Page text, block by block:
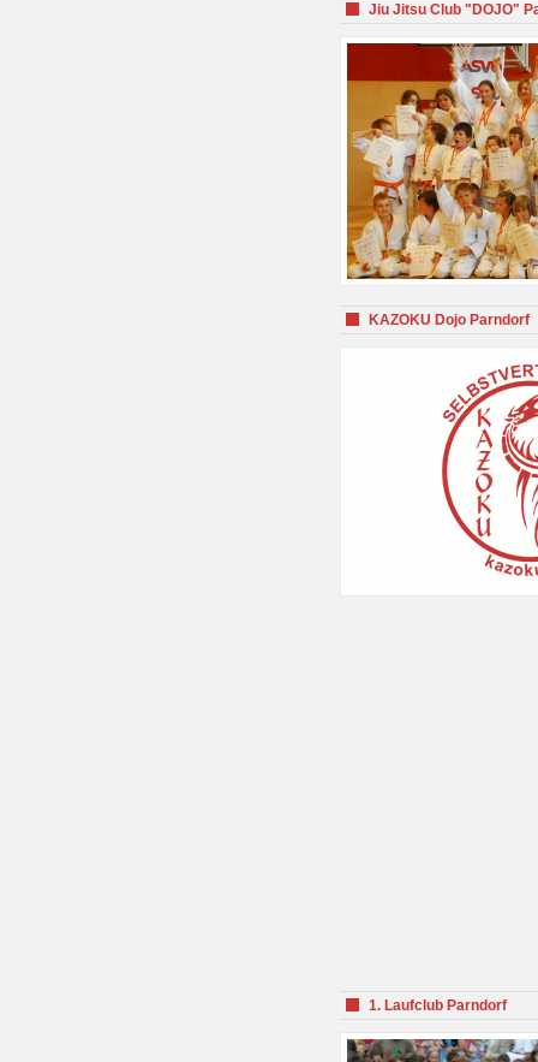
Jiu Jitsu Club "DOJO"
KAZOKU Dojo Parndorf
1. Laufclub Parndorf